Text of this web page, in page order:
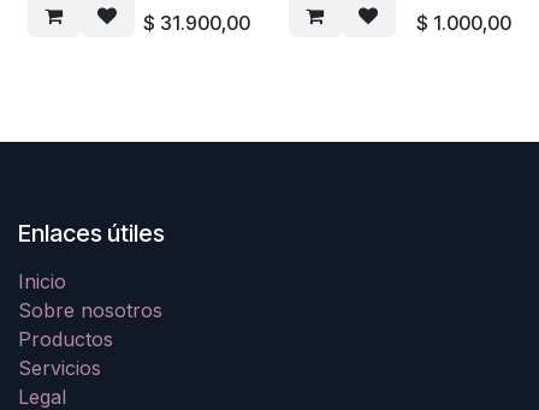
$ 31.900,00 $ 1.000,00
Enlaces útiles
Inicio
Sobre nosotros
Productos
Servicios
Legal